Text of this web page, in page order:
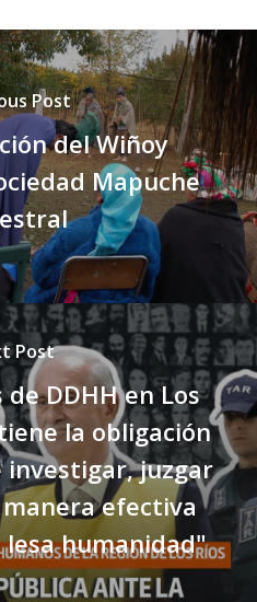
Post
del Wiñoy
Mapuche
Post
DDHH en Los
la obligación
juzgar
efectiva
humanidad"